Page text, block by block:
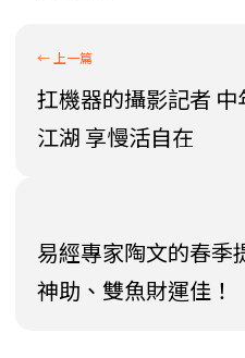
扛機器的攝影記者
江湖 享慢活自在
易經專家陶文的春季
神助、雙魚財運佳！